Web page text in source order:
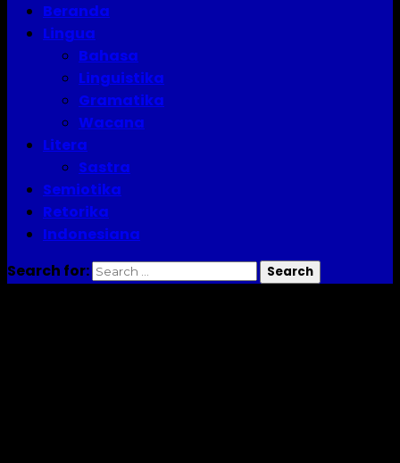
Beranda
Lingua
Bahasa
Linguistika
Gramatika
Wacana
Litera
Sastra
Semiotika
Retorika
Indonesiana
Search for: